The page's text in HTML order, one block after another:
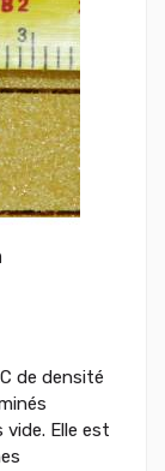
de densité
Elle est